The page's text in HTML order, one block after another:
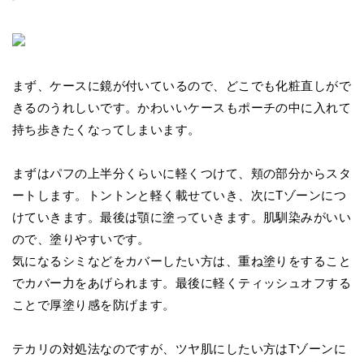
まず、ケースに鏡が付いているので、どこでも化粧直しがで
きるのうれしいです。かわいいケースもポーチの中に入れて
持ち歩きたくなってしまいます。
まずはパフの上半分くらいに軽くつけて、頬の部分からスタ
ートします。トントンと軽く載せていき、次にTゾーンにつ
けていきます。最後は顎に塗っていきます。肌馴染みがいい
ので、塗りやすいです。
気になるシミなどをカバーしたい方は、重ね塗りをすること
でカバー力をあげられます。最後に軽くティッシュオフする
ことで厚塗り感を防げます。
テカリの対処法なのですが、ツヤ肌にしたい方はTゾーンに